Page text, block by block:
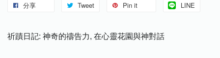
分享 Tweet Pin it LINE
祈蹟日記: 神奇的禱告力, 在心靈花園與神對話